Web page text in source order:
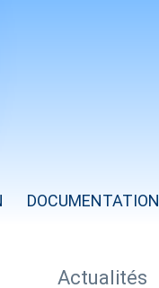
DOCUMENTATION
Actualités
précédente
précédent